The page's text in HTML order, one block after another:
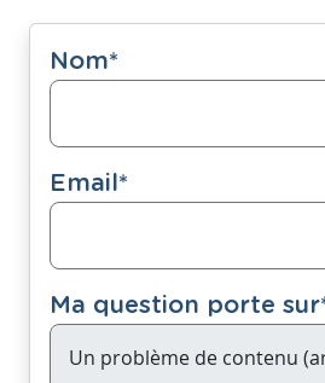
Nom*
Email*
Ma question porte sur